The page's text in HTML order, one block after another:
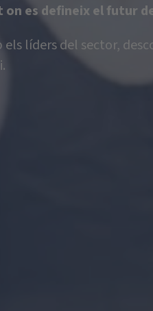
on es defineix el futur
líders del sector,